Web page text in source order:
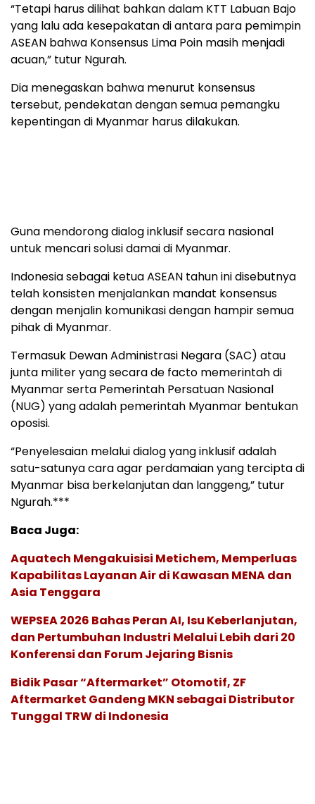
“Tetapi harus dilihat bahkan dalam KTT Labuan Bajo
yang lalu ada kesepakatan di antara para pemimpin
ASEAN bahwa Konsensus Lima Poin masih menjadi
acuan,” tutur Ngurah.
Dia menegaskan bahwa menurut konsensus
tersebut, pendekatan dengan semua pemangku
kepentingan di Myanmar harus dilakukan.
Guna mendorong dialog inklusif secara nasional
untuk mencari solusi damai di Myanmar.
Indonesia sebagai ketua ASEAN tahun ini disebutnya
telah konsisten menjalankan mandat konsensus
dengan menjalin komunikasi dengan hampir semua
pihak di Myanmar.
Termasuk Dewan Administrasi Negara (SAC) atau
junta militer yang secara de facto memerintah di
Myanmar serta Pemerintah Persatuan Nasional
(NUG) yang adalah pemerintah Myanmar bentukan
oposisi.
“Penyelesaian melalui dialog yang inklusif adalah
satu-satunya cara agar perdamaian yang tercipta di
Myanmar bisa berkelanjutan dan langgeng,” tutur
Ngurah.***
Baca Juga:
Aquatech Mengakuisisi Metichem, Memperluas
Kapabilitas Layanan Air di Kawasan MENA dan
Asia Tenggara
WEPSEA 2026 Bahas Peran AI, Isu Keberlanjutan,
dan Pertumbuhan Industri Melalui Lebih dari 20
Konferensi dan Forum Jejaring Bisnis
Bidik Pasar “Aftermarket” Otomotif, ZF
Aftermarket Gandeng MKN sebagai Distributor
Tunggal TRW di Indonesia